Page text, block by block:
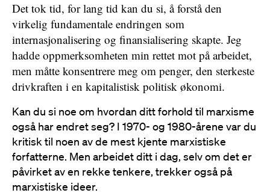
Det tok tid, for lang tid kan du si, å forstå den
virkelig fundamentale endringen som
internasjonalisering og finansialisering skapte. Jeg
hadde oppmerksomheten min rettet mot på arbeidet,
men måtte konsentrere meg om penger, den sterkeste
drivkraften i en kapitalistisk politisk økonomi.
Kan du si noe om hvordan ditt forhold til marxisme
også har endret seg? I 1970- og 1980-årene var du
kritisk til noen av de mest kjente marxistiske
forfatterne. Men arbeidet ditt i dag, selv om det er
påvirket av en rekke tenkere, trekker også på
marxistiske ideer.